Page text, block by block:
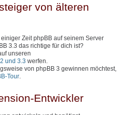
von älteren
Zeit phpBB auf seinem Server
3.3 das richtige für dich ist?
unseren
und 3.3 werfen.
von phpBB 3 gewinnen möchtest,
Tour.
Entwickler